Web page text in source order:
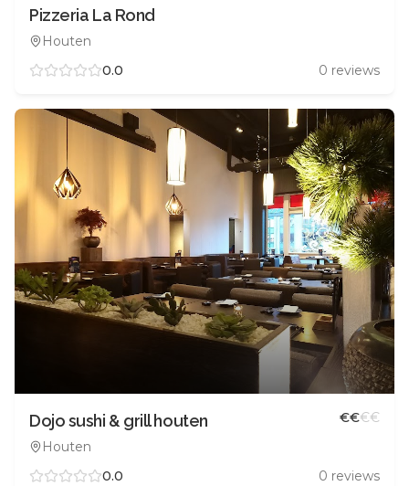
Pizzeria La Rond
Houten
0.0
0 reviews
Dojo sushi & grill houten
Houten
€€€€
0.0 0 reviews